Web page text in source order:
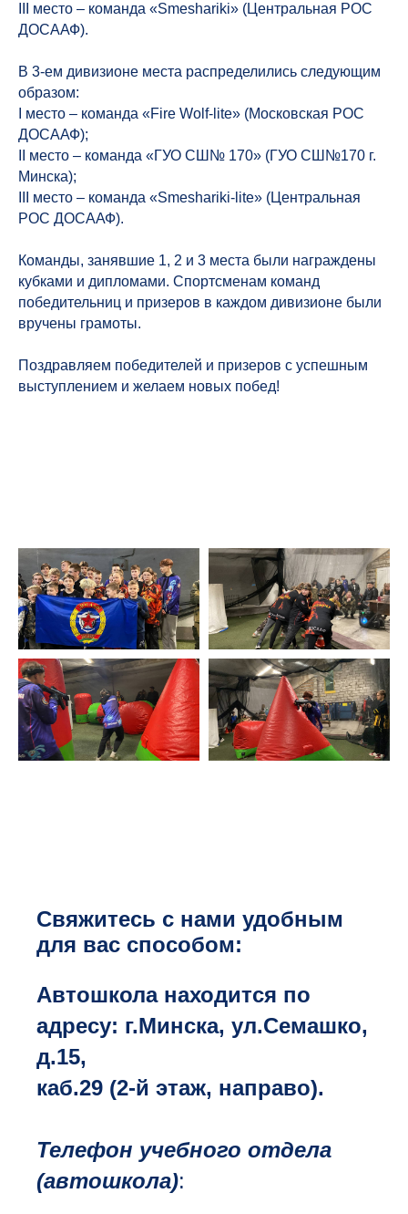
III место – команда «Smeshariki» (Центральная РОС
ДОСААФ).
В 3-ем дивизионе места распределились следующим
образом:
I место – команда «Fire Wolf-lite» (Московская РОС
ДОСААФ);
II место – команда «ГУО СШ№ 170» (ГУО СШ№170 г.
Минска);
III место – команда «Smeshariki-lite» (Центральная
РОС ДОСААФ).
Команды, занявшие 1, 2 и 3 места были награждены
кубками и дипломами. Спортсменам команд
победительниц и призеров в каждом дивизионе были
вручены грамоты.
Поздравляем победителей и призеров с успешным
выступлением и желаем новых побед!
Свяжитесь с нами удобным
для вас способом:
Автошкола находится по
адресу: г.Минска, ул.Семашко,
д.15,
каб.29 (2-й этаж, направо).
Телефон учебного отдела
(автошкола):